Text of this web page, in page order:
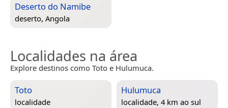
Deserto do Namibe
deserto, Angola
Localidades na área
Explore destinos como Toto e Hulumuca.
Toto
localidade
Hulumuca
localidade, 4 km ao sul